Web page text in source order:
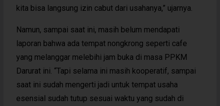
kita bisa langsung izin cabut dari usahanya,” ujarnya.
Namun, sampai saat ini, masih belum mendapati
laporan bahwa ada tempat nongkrong seperti cafe
yang melanggar melebihi jam buka di masa PPKM
Darurat ini. “Tapi selama ini masih kooperatif, sampai
saat ini sudah mengerti jadi untuk tempat usaha
esensial sudah tutup sesuai waktu yang sudah di